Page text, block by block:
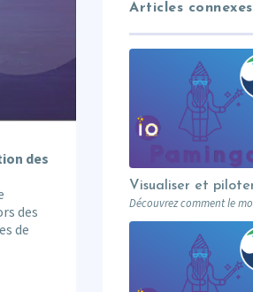
des
des
de
Articles connexes